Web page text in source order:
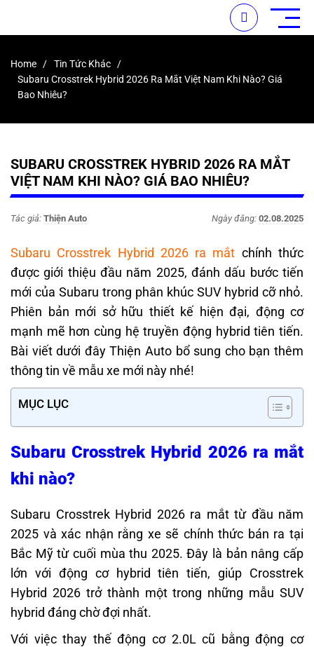
Home
Tin Tức Khác
Subaru Crosstrek Hybrid 2026 Ra Mắt Việt Nam Khi Nào? Giá
Bao Nhiêu?
SUBARU CROSSTREK HYBRID 2026 RA MẮT
VIỆT NAM KHI NÀO? GIÁ BAO NHIÊU?
Tác giả: Thiện Auto Ngày đăng: 02.08.2025
Subaru Crosstrek Hybrid 2026 ra mắt chính thức
được giới thiệu đầu năm 2025, đánh dấu bước tiến
mới của Subaru trong phân khúc SUV hybrid cỡ nhỏ.
Phiên bản mới sở hữu thiết kế hiện đại, động cơ
mạnh mẽ hơn cùng hệ truyền động hybrid tiên tiến.
Bài viết dưới đây Thiện Auto bổ sung cho bạn thêm
thông tin về mẫu xe mới này nhé!
MỤC LỤC
Subaru Crosstrek Hybrid 2026 ra mắt
khi nào?
Subaru Crosstrek Hybrid 2026 ra mắt từ đầu năm
2025 và xác nhận rằng xe sẽ chính thức bán ra tại
Bắc Mỹ từ cuối mùa thu 2025. Đây là bản nâng cấp
lớn với động cơ hybrid tiên tiến, giúp Crosstrek
Hybrid 2026 trở thành một trong những mẫu SUV
hybrid đáng chờ đợi nhất.
Với việc thay thế động cơ 2.0L cũ bằng động cơ